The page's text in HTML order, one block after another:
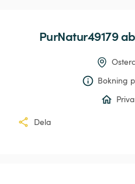
PurNatur49179 ab
Bokning
Dela